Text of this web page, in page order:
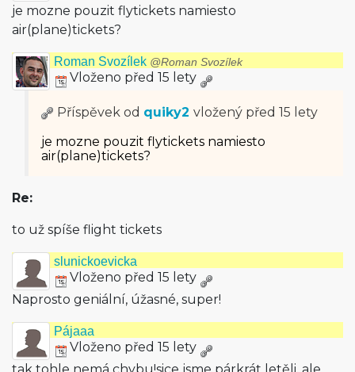
je mozne pouzit flytickets namiesto
air(plane)tickets?
Roman Svozílek @Roman Svozílek
Vloženo před 15 lety
Příspěvek od quiky2 vložený před 15 lety
je mozne pouzit flytickets namiesto
air(plane)tickets?
Re:
to už spíše flight tickets
slunickoevicka
Vloženo před 15 lety
Naprosto geniální, úžasné, super!
Pájaaa
Vloženo před 15 lety